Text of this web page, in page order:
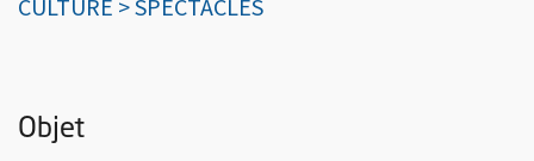
CULTURE > SPECTACLES
Objet